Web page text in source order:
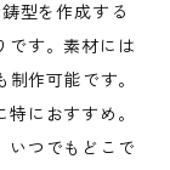
型を作成する
です。素材には
作可能です。
におすすめ。
いつでもどこで